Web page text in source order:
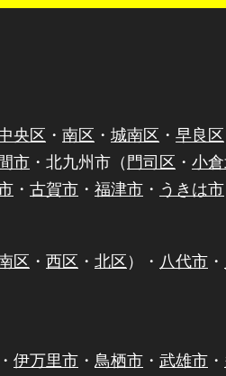
央区 ・ 南区 ・ 城南区 ・ 早良区
市 ・北九州市（門司区 ・ 小
・ 古賀市 ・ 福津市 ・ うきは市
区 ・ 西区 ・ 北区）・ 八代市 ・
・ 伊万里市 ・ 鳥栖市 ・ 武雄市 ・